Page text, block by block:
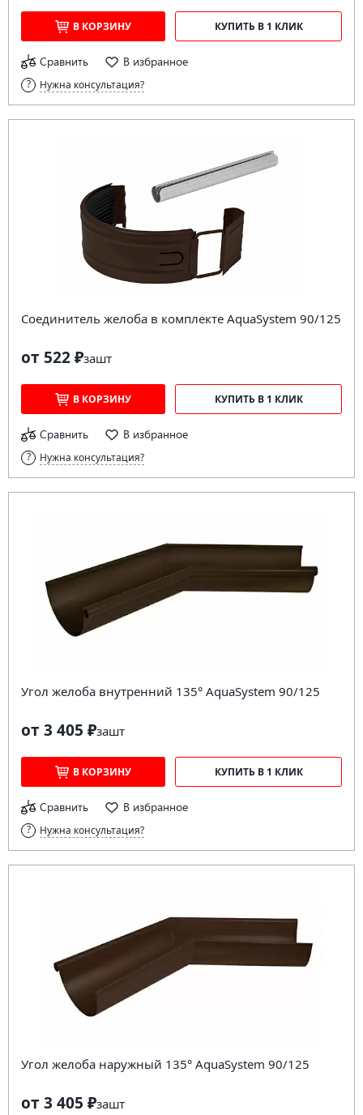
В КОРЗИНУ КУПИТЬ В 1 КЛИК
Сравнить В избранное
Нужна консультация?
Соединитель желоба в комплекте AquaSystem 90/125
от 522 ₽зашт
В КОРЗИНУ КУПИТЬ В 1 КЛИК
Сравнить В избранное
Нужна консультация?
Угол желоба внутренний 135° AquaSystem 90/125
от 3 405 ₽зашт
В КОРЗИНУ КУПИТЬ В 1 КЛИК
Сравнить В избранное
Нужна консультация?
Угол желоба наружный 135° AquaSystem 90/125
от 3 405 ₽зашт